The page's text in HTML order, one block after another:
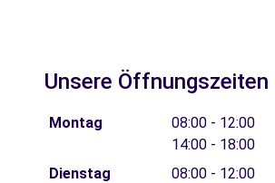
Unsere Öffnungszeiten
Montag
08:00 - 12:00
14:00 - 18:00
Dienstag
08:00 - 12:00